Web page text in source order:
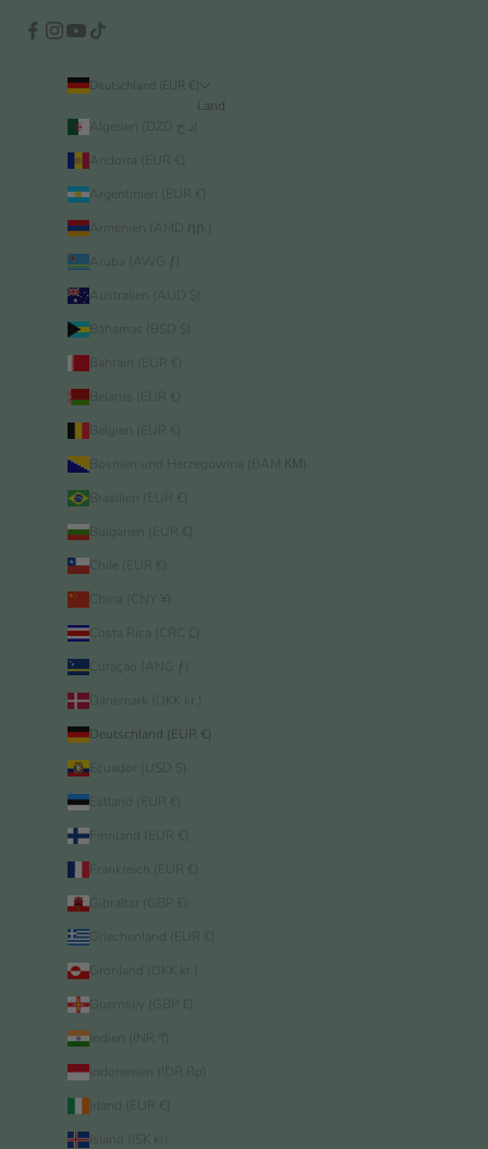
Deutschland (EUR €)
Land
Andorra (EUR €)
Argentinien (EUR €)
Armenien (AMD դր.)
Aruba (AWG ƒ)
Australien (AUD $)
Bahamas (BSD $)
Bahrain (EUR €)
Belarus (EUR €)
Belgien (EUR €)
Bosnien und Herzegowina (BAM КМ)
Brasilien (EUR €)
Bulgarien (EUR €)
Chile (EUR €)
China (CNY ¥)
Costa Rica (CRC ₡)
Curaçao (ANG ƒ)
Dänemark (DKK kr.)
Deutschland (EUR €)
Ecuador (USD $)
Estland (EUR €)
Finnland (EUR €)
Frankreich (EUR €)
Gibraltar (GBP £)
Griechenland (EUR €)
Grönland (DKK kr.)
Guernsey (GBP £)
Indien (INR ₹)
Indonesien (IDR Rp)
Irland (EUR €)
Island (ISK kr)